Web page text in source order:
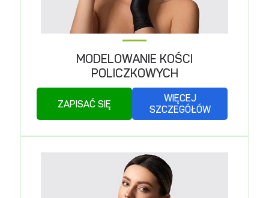
MODELOWANIE KOŚCI
POLICZKOWYCH
ZAPISAĆ SIĘ
WIĘCEJ
SZCZEGÓŁÓW